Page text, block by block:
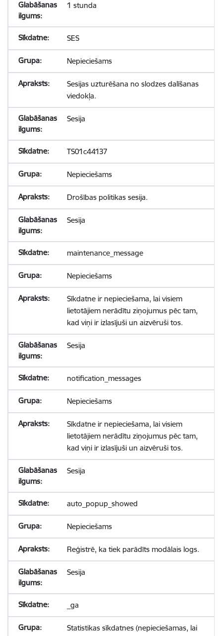
1 stunda
SES
Nepieciešams
Sesijas uzturēšana no slodzes dalīšanas
viedokļa.
Sesija
TS01c44137
Nepieciešams
Drošības politikas sesija.
Sesija
maintenance_message
Nepieciešams
Sīkdatne ir nepieciešama, lai visiem
lietotājiem nerādītu ziņojumus pēc tam,
kad viņi ir izlasījuši un aizvēruši tos.
Sesija
notification_messages
Nepieciešams
Sīkdatne ir nepieciešama, lai visiem
lietotājiem nerādītu ziņojumus pēc tam,
kad viņi ir izlasījuši un aizvēruši tos.
Sesija
auto_popup_showed
Nepieciešams
Reģistrē, ka tiek parādīts modālais logs.
Sesija
_ga
Statistikas sīkdatnes (nepieciešamas, lai